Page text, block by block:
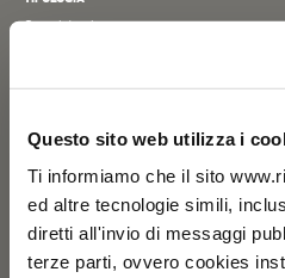
Questo sito web utilizza i
Ti informiamo che il sito
ed altre tecnologie simili,
diretti all'invio di messaggi
terze parti, ovvero cookies
Gruppi doccia
CARATTERISTICHE TECNICHE
_ filtri e valvole di non ritorno
_ due uscite indipendenti
_ parti interne vendute a parte [PM0030J]
_ installabile in posizione verticale oppure